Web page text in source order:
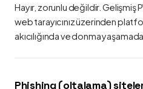
Hayır, zorunlu değildir. Gelişmiş
web tarayıcınız üzerinden
akıcılığında ve donma
Phishing (oltalama)